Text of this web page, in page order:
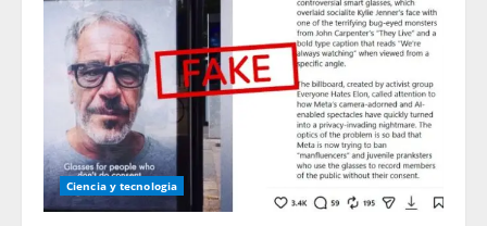
Ciencia y tecnologia